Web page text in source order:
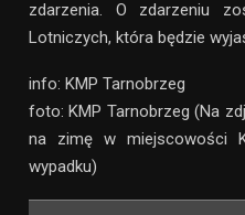
zdarzenia. O zdarzeniu
Lotniczych, która będzie
info: KMP Tarnobrzeg
foto: KMP Tarnobrzeg (Na
na zimę w miejscowości
wypadku)